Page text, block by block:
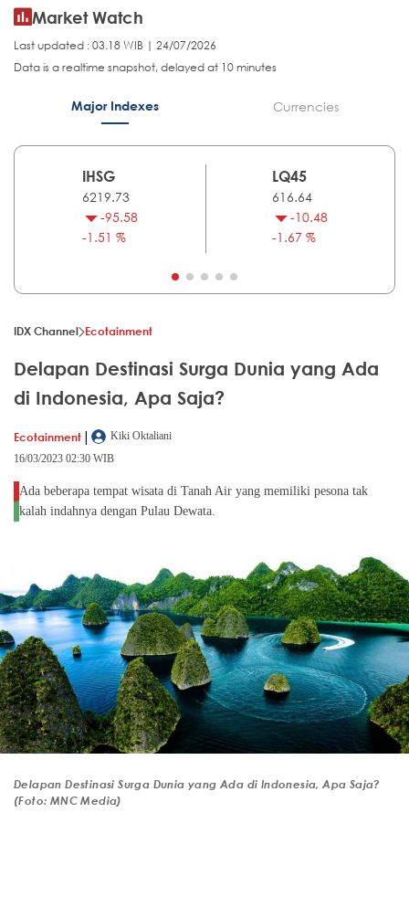
Market Watch
Last updated : 03.18 WIB | 24/07/2026
Data is a realtime snapshot, delayed at 10 minutes
Major Indexes Currencies
IHSG
6219.73
-95.58
-1.51 %
LQ45
616.64
-10.48
-1.67 %
IDX Channel Ecotainment
Delapan Destinasi Surga Dunia yang Ada
di Indonesia, Apa Saja?
Ecotainment |
Kiki Oktaliani
16/03/2023 02:30 WIB
Ada beberapa tempat wisata di Tanah Air yang memiliki pesona tak
kalah indahnya dengan Pulau Dewata.
Delapan Destinasi Surga Dunia yang Ada di Indonesia, Apa Saja?
(Foto: MNC Media)